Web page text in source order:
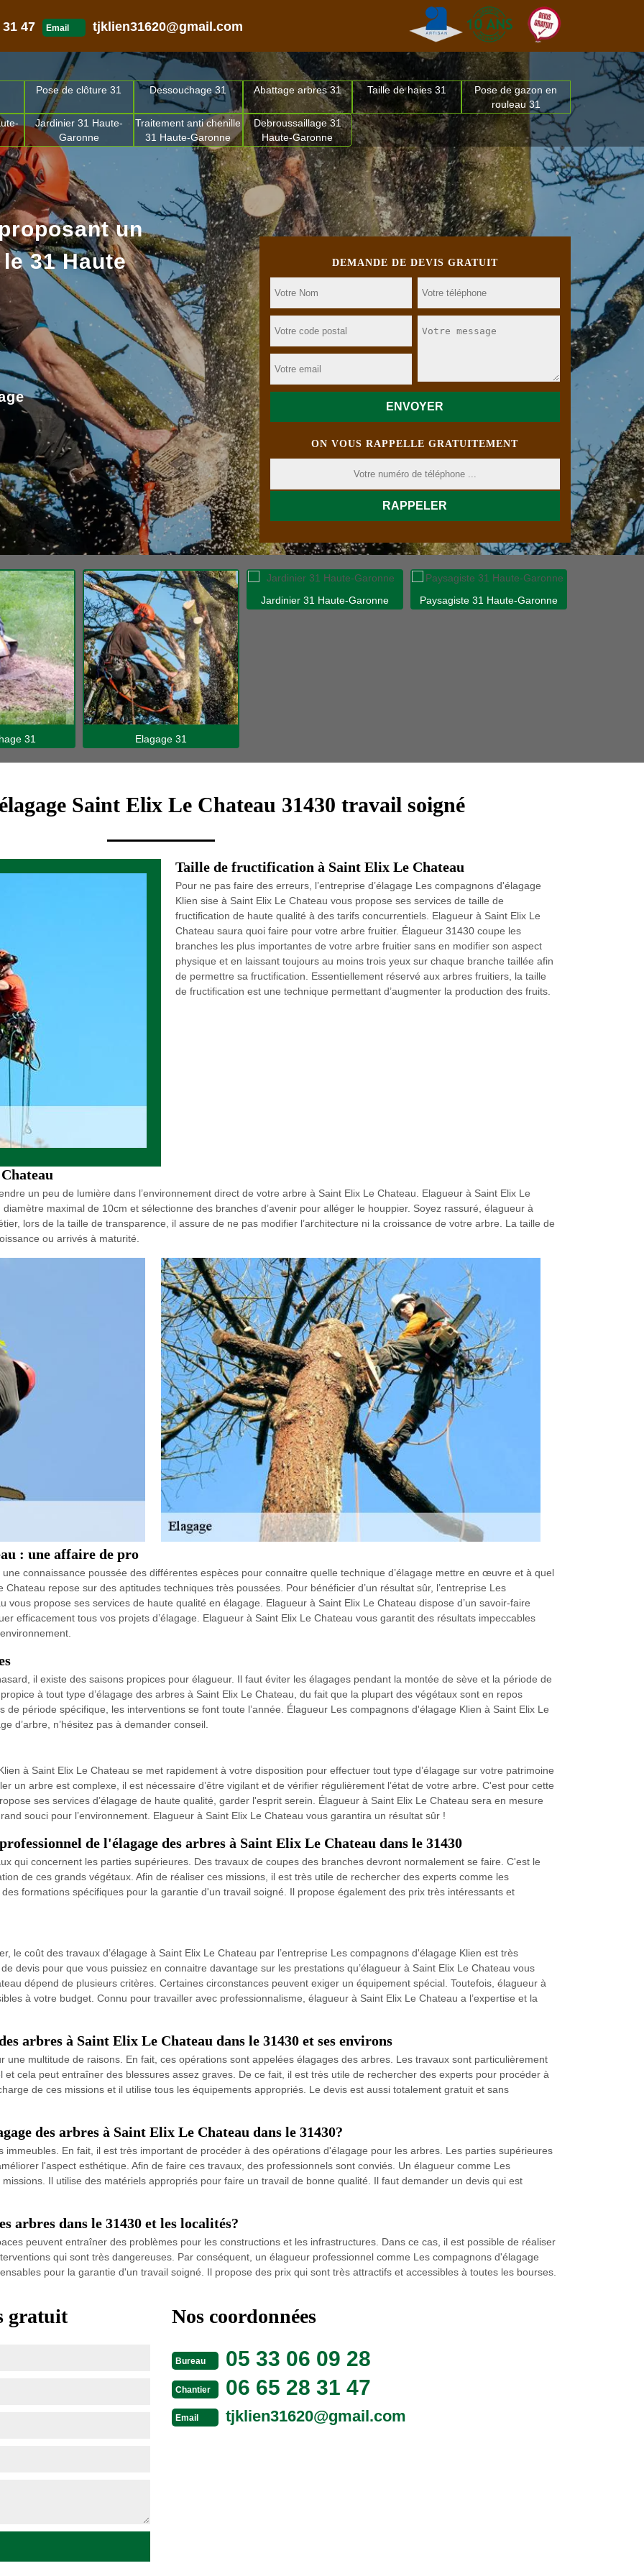
47 Email tjklien31620@gmail.com
Pose de clôture 31 Dessouchage 31 Abattage arbres 31 Taille de haies 31
Pose de gazon en
rouleau 31
Jardinier 31 Haute-
Garonne
Traitement anti chenille
31 Haute-Garonne
Debroussaillage 31
Haute-Garonne
DEMANDE DE DEVIS GRATUIT
ON VOUS RAPPELLE GRATUITEMENT
un
31 Haute
31 Elagage 31
Jardinier 31 Haute-Garonne Paysagiste 31 Haute-Garonne
Saint Elix Le Chateau 31430 travail soigné
Taille de fructification à Saint Elix Le Chateau
Pour ne pas faire des erreurs, l’entreprise d’élagage Les compagnons d'élagage
Klien sise à Saint Elix Le Chateau vous propose ses services de taille de
fructification de haute qualité à des tarifs concurrentiels. Elagueur à Saint Elix Le
Chateau saura quoi faire pour votre arbre fruitier. Élagueur 31430 coupe les
branches les plus importantes de votre arbre fruitier sans en modifier son aspect
physique et en laissant toujours au moins trois yeux sur chaque branche taillée afin
de permettre sa fructification. Essentiellement réservé aux arbres fruitiers, la taille
de fructification est une technique permettant d’augmenter la production des fruits.
un peu de lumière dans l’environnement direct de votre arbre à Saint Elix Le Chateau. Elagueur à Saint Elix Le
maximal de 10cm et sélectionne des branches d’avenir pour alléger le houppier. Soyez rassuré, élagueur à
lors de la taille de transparence, il assure de ne pas modifier l’architecture ni la croissance de votre arbre. La taille de
ou arrivés à maturité.
: une affaire de pro
connaissance poussée des différentes espèces pour connaitre quelle technique d’élagage mettre en œuvre et à quel
repose sur des aptitudes techniques très poussées. Pour bénéficier d’un résultat sûr, l’entreprise Les
vous propose ses services de haute qualité en élagage. Elagueur à Saint Elix Le Chateau dispose d’un savoir-faire
efficacement tous vos projets d’élagage. Elagueur à Saint Elix Le Chateau vous garantit des résultats impeccables
il existe des saisons propices pour élagueur. Il faut éviter les élagages pendant la montée de sève et la période de
à tout type d’élagage des arbres à Saint Elix Le Chateau, du fait que la plupart des végétaux sont en repos
période spécifique, les interventions se font toute l’année. Élagueur Les compagnons d'élagage Klien à Saint Elix Le
d’arbre, n’hésitez pas à demander conseil.
à Saint Elix Le Chateau se met rapidement à votre disposition pour effectuer tout type d’élagage sur votre patrimoine
un arbre est complexe, il est nécessaire d’être vigilant et de vérifier régulièrement l’état de votre arbre. C'est pour cette
ses services d’élagage de haute qualité, garder l'esprit serein. Élagueur à Saint Elix Le Chateau sera en mesure
souci pour l’environnement. Elagueur à Saint Elix Le Chateau vous garantira un résultat sûr !
de l'élagage des arbres à Saint Elix Le Chateau dans le 31430
qui concernent les parties supérieures. Des travaux de coupes des branches devront normalement se faire. C'est le
de ces grands végétaux. Afin de réaliser ces missions, il est très utile de rechercher des experts comme les
formations spécifiques pour la garantie d'un travail soigné. Il propose également des prix très intéressants et
le coût des travaux d’élagage à Saint Elix Le Chateau par l’entreprise Les compagnons d'élagage Klien est très
devis pour que vous puissiez en connaitre davantage sur les prestations qu’élagueur à Saint Elix Le Chateau vous
dépend de plusieurs critères. Certaines circonstances peuvent exiger un équipement spécial. Toutefois, élagueur à
à votre budget. Connu pour travailler avec professionnalisme, élagueur à Saint Elix Le Chateau a l’expertise et la
arbres à Saint Elix Le Chateau dans le 31430 et ses environs
une multitude de raisons. En fait, ces opérations sont appelées élagages des arbres. Les travaux sont particulièrement
cela peut entraîner des blessures assez graves. De ce fait, il est très utile de rechercher des experts pour procéder à
de ces missions et il utilise tous les équipements appropriés. Le devis est aussi totalement gratuit et sans
des arbres à Saint Elix Le Chateau dans le 31430?
En fait, il est très important de procéder à des opérations d'élagage pour les arbres. Les parties supérieures
l'aspect esthétique. Afin de faire ces travaux, des professionnels sont conviés. Un élagueur comme Les
Il utilise des matériels appropriés pour faire un travail de bonne qualité. Il faut demander un devis qui est
arbres dans le 31430 et les localités?
peuvent entraîner des problèmes pour les constructions et les infrastructures. Dans ce cas, il est possible de réaliser
qui sont très dangereuses. Par conséquent, un élagueur professionnel comme Les compagnons d'élagage
pour la garantie d'un travail soigné. Il propose des prix qui sont très attractifs et accessibles à toutes les bourses.
gratuit Nos coordonnées
Bureau 05 33 06 09 28
Chantier 06 65 28 31 47
Email tjklien31620@gmail.com